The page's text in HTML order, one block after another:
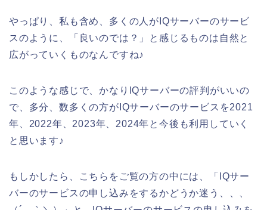
やっぱり、私も含め、多くの人がIQサーバーのサービ
スのように、「良いのでは？」と感じるものは自然と
広がっていくものなんですね♪
このような感じで、かなりIQサーバーの評判がいいの
で、多分、数多くの方がIQサーバーのサービスを2021
年、2022年、2023年、2024年と今後も利用していく
と思います♪
もしかしたら、こちらをご覧の方の中には、「IQサー
バーのサービスの申し込みをするかどうか迷う、、、